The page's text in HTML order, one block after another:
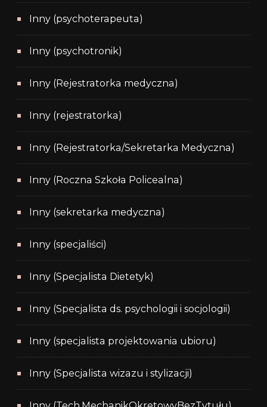
Inny (psychoterapeuta)
Inny (psychotronik)
Inny (Rejestratorka medyczna)
Inny (rejestratorka)
Inny (Rejestratorka/Sekretarka Medyczna)
Inny (Roczna Szkoła Policealna)
Inny (sekretarka medyczna)
Inny (specjaliści)
Inny (Specjalista Dietetyk)
Inny (Specjalista ds. psychologii i socjologii)
Inny (specjalista projektowania ubioru)
Inny (Specjalista wizazu i stylizacji)